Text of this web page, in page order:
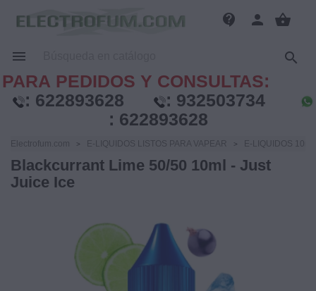
contact_support person shopping_basket
 
PARA PEDIDOS Y CONSULTAS:
: 622893628 : 932503734
: 622893628
Electrofum.com E-LIQUIDOS LISTOS PARA VAPEAR E-LIQUIDOS 10ml
Blackcurrant Lime 50/50 10ml - Just
Juice Ice